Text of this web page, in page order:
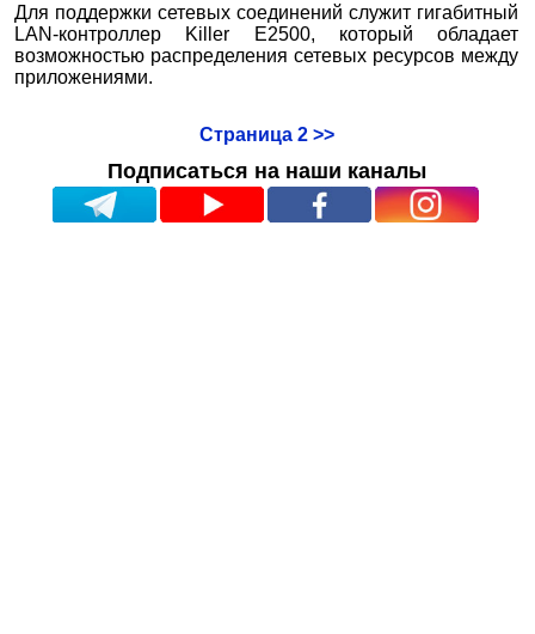
Для поддержки сетевых соединений служит гигабитный
LAN-контроллер Killer E2500, который обладает
возможностью распределения сетевых ресурсов между
приложениями.
Страница 2 >>
Подписаться на наши каналы